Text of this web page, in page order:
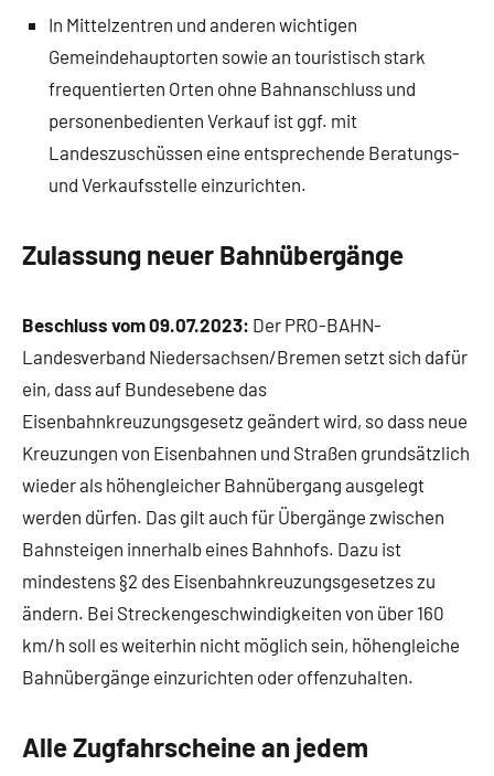
In Mittelzentren und anderen wichtigen
Gemeindehauptorten sowie an touristisch stark
frequentierten Orten ohne Bahnanschluss und
personenbedienten Verkauf ist ggf. mit
Landeszuschüssen eine entsprechende Beratungs-
und Verkaufsstelle einzurichten.
Zulassung neuer Bahnübergänge
Beschluss vom 09.07.2023: Der PRO-BAHN-
Landesverband Niedersachsen/Bremen setzt sich dafür
ein, dass auf Bundesebene das
Eisenbahnkreuzungsgesetz geändert wird, so dass neue
Kreuzungen von Eisenbahnen und Straßen grundsätzlich
wieder als höhengleicher Bahnübergang ausgelegt
werden dürfen. Das gilt auch für Übergänge zwischen
Bahnsteigen innerhalb eines Bahnhofs. Dazu ist
mindestens §2 des Eisenbahnkreuzungsgesetzes zu
ändern. Bei Streckengeschwindigkeiten von über 160
km/h soll es weiterhin nicht möglich sein, höhengleiche
Bahnübergänge einzurichten oder offenzuhalten.
Alle Zugfahrscheine an jedem